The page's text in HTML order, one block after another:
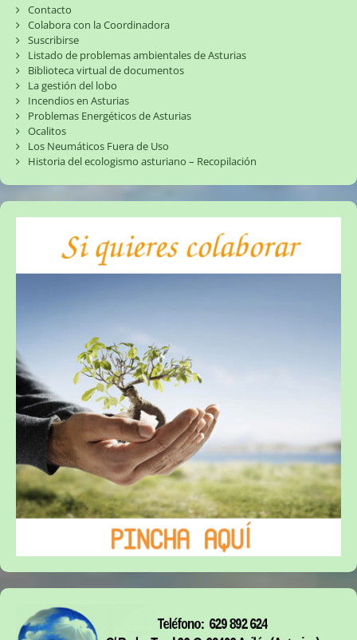
Contacto
Colabora con la Coordinadora
Suscribirse
Listado de problemas ambientales de Asturias
Biblioteca virtual de documentos
La gestión del lobo
Incendios en Asturias
Problemas Energéticos de Asturias
Ocalitos
Los Neumáticos Fuera de Uso
Historia del ecologismo asturiano – Recopilación